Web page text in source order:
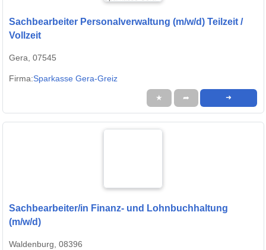
Sachbearbeiter Personalverwaltung (m/w/d) Teilzeit /
Vollzeit
Gera, 07545
Firma:Sparkasse Gera-Greiz
★ ➦ ➜
Sachbearbeiter/in Finanz- und Lohnbuchhaltung
(m/w/d)
Waldenburg, 08396